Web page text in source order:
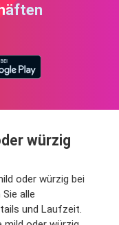
würzig
oder würzig bei
alle
und Laufzeit.